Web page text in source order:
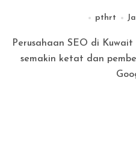
pthrt
Perusahaan SEO di Kuwait – Dengan persaingan yang
semakin ketat dan